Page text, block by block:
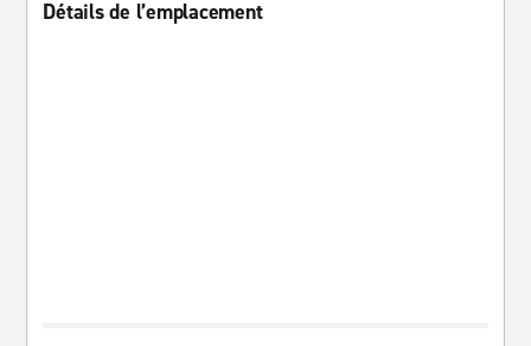
Détails de l’emplacement